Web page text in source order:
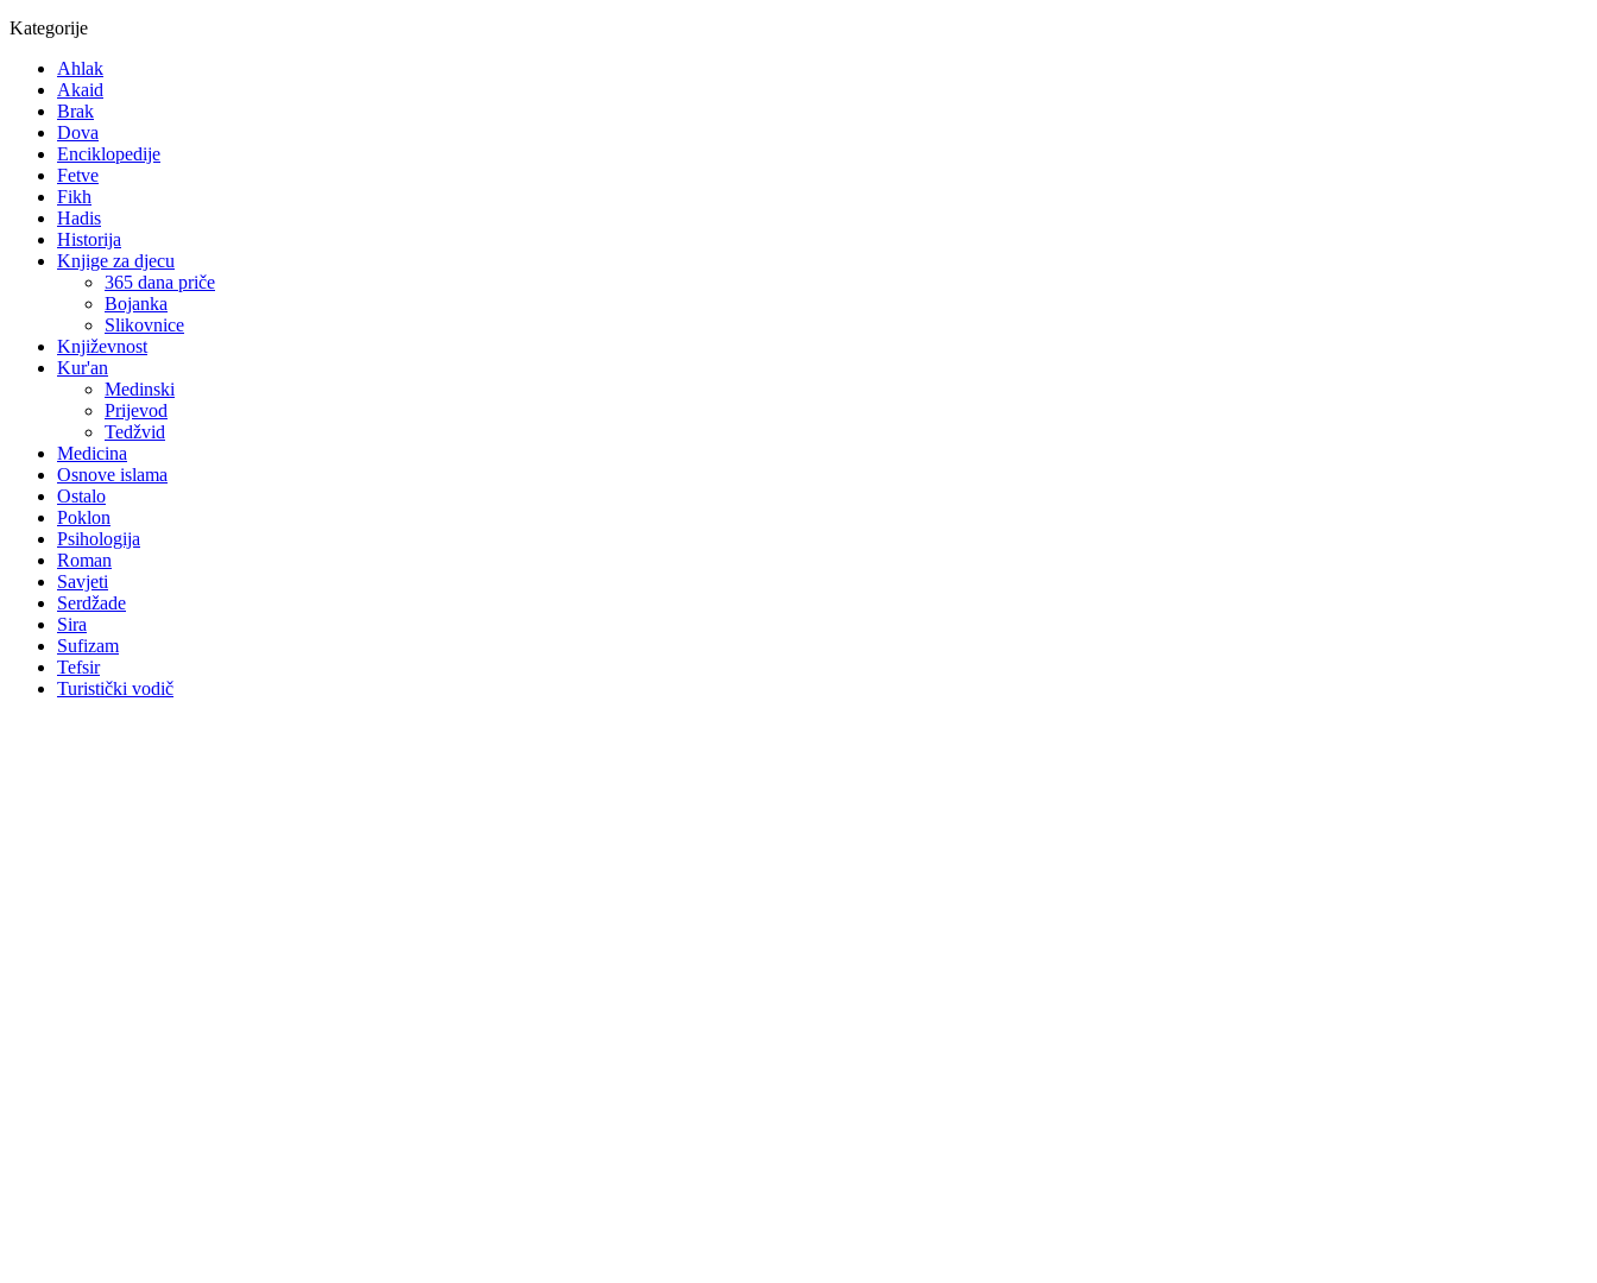
Kategorije
Ahlak
Akaid
Brak
Dova
Enciklopedije
Fetve
Fikh
Hadis
Historija
Knjige za djecu
365 dana priče
Bojanka
Slikovnice
Književnost
Kur'an
Medinski
Prijevod
Tedžvid
Medicina
Osnove islama
Ostalo
Poklon
Psihologija
Roman
Savjeti
Serdžade
Sira
Sufizam
Tefsir
Turistički vodič